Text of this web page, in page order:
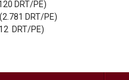
DRT/PE)
DRT/PE)
DRT/PE)